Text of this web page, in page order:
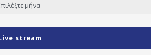
stream